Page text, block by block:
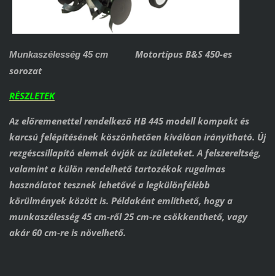
Munkaszélesség 45 cm Motortípus B&S 450-es
sorozat
RÉSZLETEK
Az előremenettel rendelkező HB 445 modell kompakt és
karcsú felépítésének köszönhetően kiválóan irányítható. Új
rezgéscsillapító elemek óvják az ízületeket. A felszereltség,
valamint a külön rendelhető tartozékok rugalmas
használatot tesznek lehetővé a legkülönfélébb
körülmények között is. Példaként említhető, hogy a
munkaszélesség 45 cm-ről 25 cm-re csökkenthető, vagy
akár 60 cm-re is növelhető.